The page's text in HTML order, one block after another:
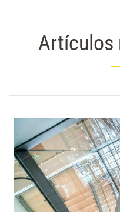
Artículos